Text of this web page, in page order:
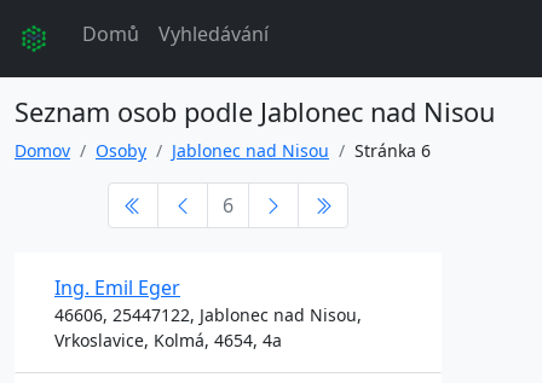
Domů Vyhledávání
Seznam osob podle Jablonec nad Nisou
Domov Osoby Jablonec nad Nisou Stránka 6
6
Ing. Emil Eger
46606, 25447122, Jablonec nad Nisou,
Vrkoslavice, Kolmá, 4654, 4a